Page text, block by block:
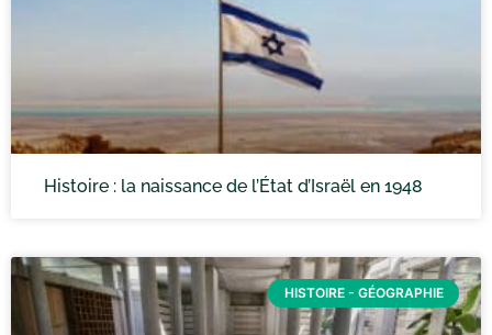
Histoire : la naissance de l’État d’Israël en 1948
HISTOIRE - GÉOGRAPHIE